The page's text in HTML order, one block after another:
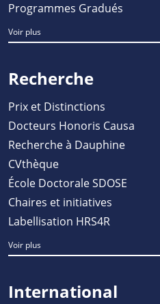
Programmes Gradués
Voir plus
Recherche
Prix et Distinctions
Docteurs Honoris Causa
Recherche à Dauphine
CVthèque
École Doctorale SDOSE
Chaires et initiatives
Labellisation HRS4R
Voir plus
International